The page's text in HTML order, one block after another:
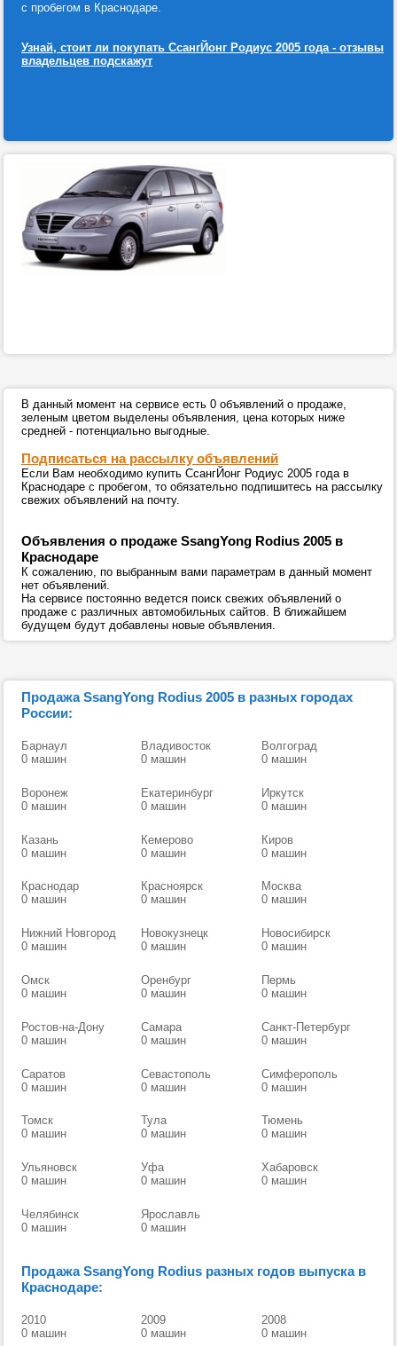
с пробегом в Краснодаре.
Узнай, стоит ли покупать СсангЙонг Родиус 2005 года - отзывы
владельцев подскажут
В данный момент на сервисе есть 0 объявлений о продаже,
зеленым цветом выделены объявления, цена которых ниже
средней - потенциально выгодные.
Подписаться на рассылку объявлений
Если Вам необходимо купить СсангЙонг Родиус 2005 года в
Краснодаре с пробегом, то обязательно подпишитесь на рассылку
свежих объявлений на почту.
Объявления о продаже SsangYong Rodius 2005 в
Краснодаре
К сожалению, по выбранным вами параметрам в данный момент
нет объявлений.
На сервисе постоянно ведется поиск свежих объявлений о
продаже с различных автомобильных сайтов. В ближайшем
будущем будут добавлены новые объявления.
Продажа SsangYong Rodius 2005 в разных городах
России:
Барнаул
0 машин
Владивосток
0 машин
Волгоград
0 машин
Воронеж
0 машин
Екатеринбург
0 машин
Иркутск
0 машин
Казань
0 машин
Кемерово
0 машин
Киров
0 машин
Краснодар
0 машин
Красноярск
0 машин
Москва
0 машин
Нижний Новгород
0 машин
Новокузнецк
0 машин
Новосибирск
0 машин
Омск
0 машин
Оренбург
0 машин
Пермь
0 машин
Ростов-на-Дону
0 машин
Самара
0 машин
Санкт-Петербург
0 машин
Саратов
0 машин
Севастополь
0 машин
Симферополь
0 машин
Томск
0 машин
Тула
0 машин
Тюмень
0 машин
Ульяновск
0 машин
Уфа
0 машин
Хабаровск
0 машин
Челябинск
0 машин
Ярославль
0 машин
Продажа SsangYong Rodius разных годов выпуска в
Краснодаре:
2010
0 машин
2009
0 машин
2008
0 машин